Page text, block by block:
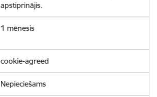
apstiprinājis.
1 mēnesis
cookie-agreed
Nepieciešams